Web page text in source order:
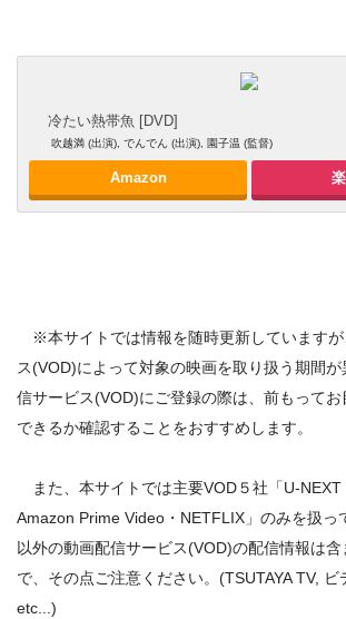
冷たい熱帯魚 [DVD]
吹越満 (出演), でんでん (出演), 園子温 (監督)
Amazon
※本サイトでは情報を随時更新していますが
ス(VOD)によって対象の映画を取り扱う期間
信サービス(VOD)にご登録の際は、前もって
できるか確認することをおすすめします。
また、本サイトでは主要VOD５社「U-NEXT
Amazon Prime Video・NETFLIX」のみを扱っ
以外の動画配信サービス(VOD)の配信情報は
で、その点ご注意ください。(TSUTAYA TV, ビ
etc...)